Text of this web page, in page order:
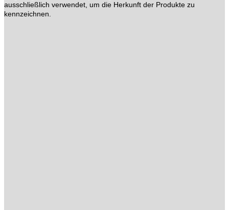
ausschließlich verwendet, um die Herkunft der Produkte zu
kennzeichnen.